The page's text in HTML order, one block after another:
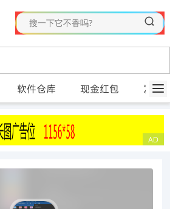
软件仓库 现金红包 发布